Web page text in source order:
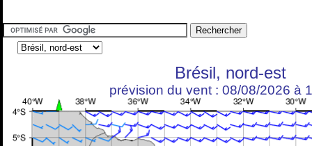
Brésil, nord-est
prévision du vent : 08/08/2026 à